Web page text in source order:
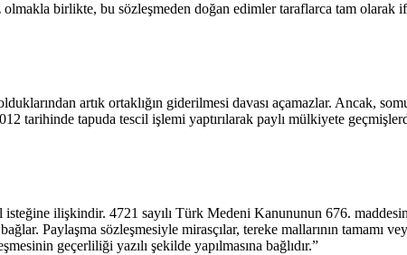
birlikte, bu sözleşmeden doğan edimler taraflarca tam
artık ortaklığın giderilmesi davası açamazlar. Ancak,
tarihinde tapuda tescil işlemi yaptırılarak paylı mülkiyete
ilişkindir. 4721 sayılı Türk Medeni Kanununun 676.
Paylaşma sözleşmesiyle mirasçılar, tereke mallarının tamamı
geçerliliği yazılı şekilde yapılmasına bağlıdır.”